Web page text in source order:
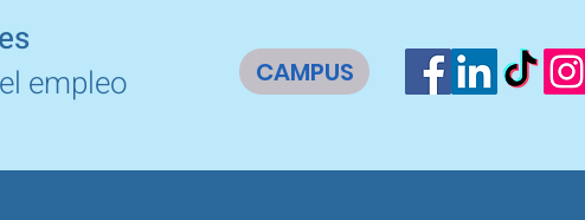
empleo
CAMPUS